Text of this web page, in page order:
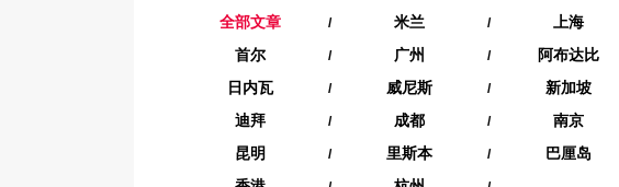
全部文章 / 米兰 / 上海
首尔 / 广州 / 阿布达比
日内瓦 / 威尼斯 / 新加坡
迪拜 / 成都 / 南京
昆明 / 里斯本 / 巴厘岛